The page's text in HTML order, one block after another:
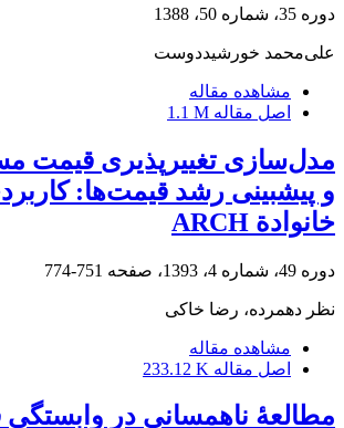
دوره 35، شماره 50، 1388
علی‌محمد خورشیددوست
مشاهده مقاله
اصل مقاله 1.1 M
مدل‌سازی تغییرپذیری قیمت
و پیش‏بینی رشد قیمت‌‏ها:
خانوادة ARCH
دوره 49، شماره 4، 1393، صفحه 751-774
نظر دهمرده، رضا خاکی
مشاهده مقاله
اصل مقاله 233.12 K
مطالعۀ ناهمسانی در